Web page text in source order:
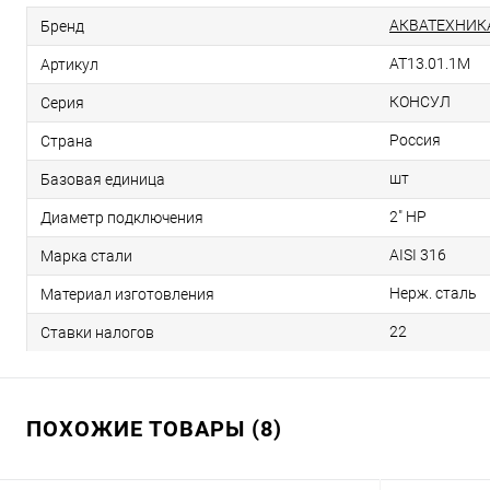
Бренд
Артикул AT13.01.1M
Серия КОНСУЛ
Страна Россия
Базовая единица шт
Диаметр подключения 2" НР
Марка стали AISI 316
Материал изготовления Нерж. сталь
Ставки налогов 22
ПОХОЖИЕ ТОВАРЫ (8)